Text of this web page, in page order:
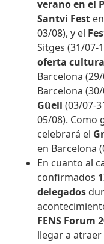
verano en el
Santvi Fest
03/08), y el
Sitges (31/07-
oferta
Barcelona
Barcelona
Güell (03/07-
05/08). Como
celebrará el
en Barcelona
En cuanto al
confirmados
delegados
FENS Forum
llegar a atraer